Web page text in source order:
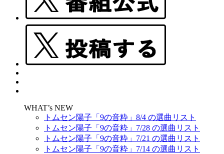
WHAT’s NEW
トムセン陽子「9の音粋」8/4 の選曲リスト
トムセン陽子「9の音粋」7/28 の選曲リスト
トムセン陽子「9の音粋」7/21 の選曲リスト
トムセン陽子「9の音粋」7/14 の選曲リスト